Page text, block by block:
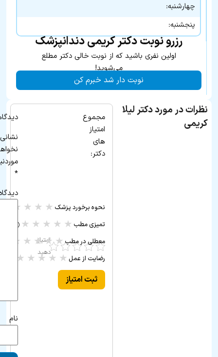
چهارشنبه:
پنجشنبه:
رزرو نوبت دکتر کریمی دندانپزشک
اولین نفری باشید که از نوبت خالی دکتر مطلع
می‌شوید!
نوبت دار شد خبرم کن
نظرات در مورد دکتر لیلا
کریمی
مجموع
امتیاز
های
دکتر:
امتیاز
دهید
نحوه برخورد پزشک ★
★
★
★
تمیزی مطب ★
★
★
★
★ (۰ رأی)
معطلی در مطب★
★
★
★
★
رضایت از عمل ★
★
★
★
★
ثبت امتیاز
*
نام